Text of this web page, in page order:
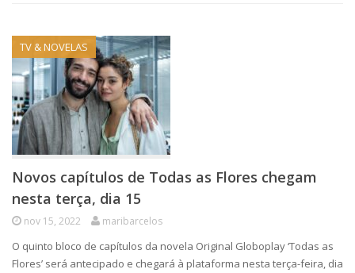
TV & NOVELAS
Novos capítulos de Todas as Flores chegam
nesta terça, dia 15
nov 15, 2022 maribarcelos
O quinto bloco de capítulos da novela Original Globoplay ‘Todas as
Flores’ será antecipado e chegará à plataforma nesta terça-feira, dia